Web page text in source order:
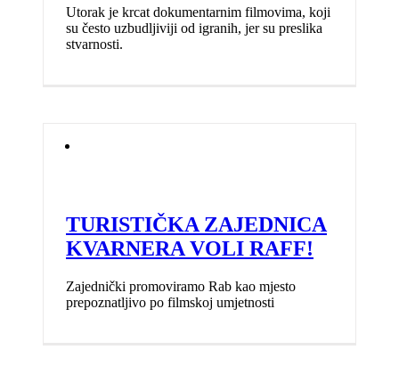
Utorak je krcat dokumentarnim filmovima, koji
su često uzbudljiviji od igranih, jer su preslika
stvarnosti.
TURISTIČKA ZAJEDNICA
KVARNERA VOLI RAFF!
Zajednički promoviramo Rab kao mjesto
prepoznatljivo po filmskoj umjetnosti